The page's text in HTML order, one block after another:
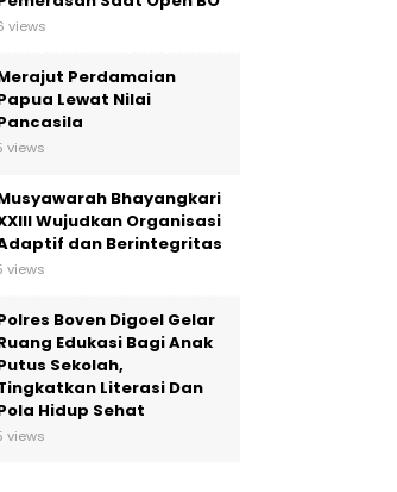
views
Perdamaian
Lewat Nilai
views
Bhayangkari
Wujudkan Organisasi
dan Berintegritas
views
Boven Digoel Gelar
Edukasi Bagi Anak
Sekolah,
Literasi Dan
Hidup Sehat
views